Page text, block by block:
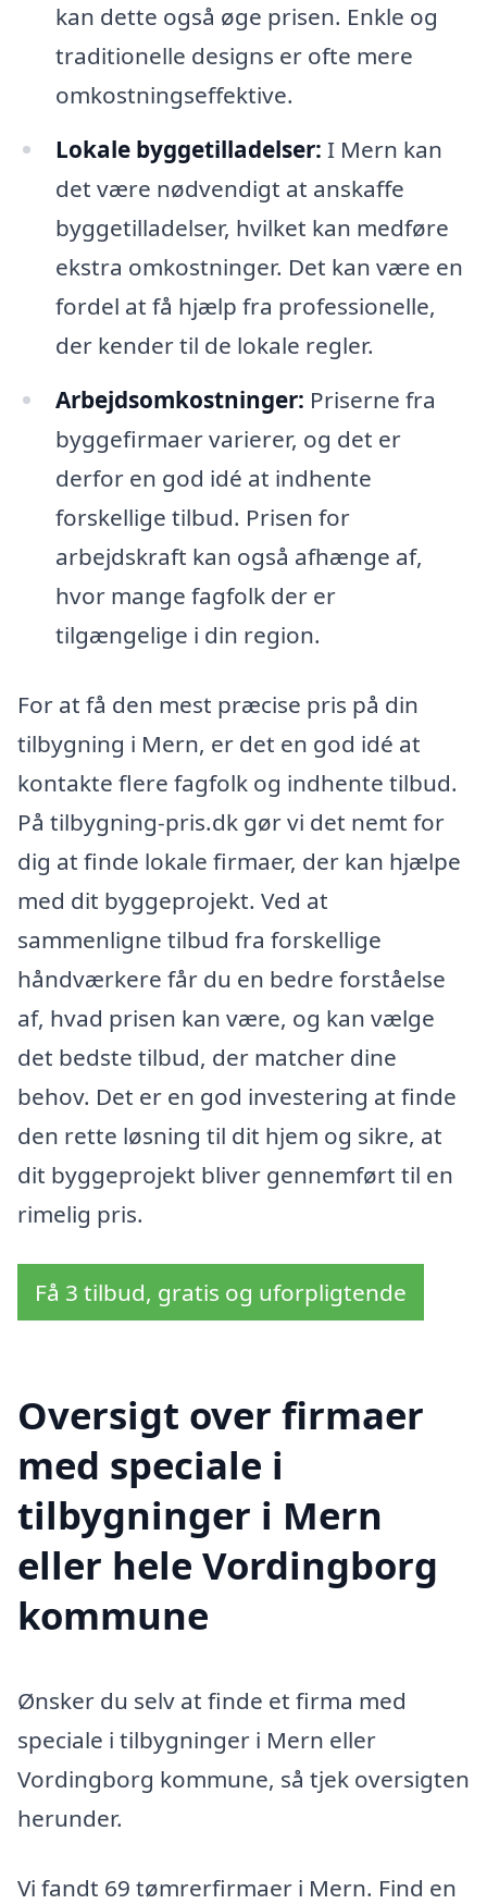
kan dette også øge prisen. Enkle og
traditionelle designs er ofte mere
omkostningseffektive.
Lokale byggetilladelser: I Mern kan
det være nødvendigt at anskaffe
byggetilladelser, hvilket kan medføre
ekstra omkostninger. Det kan være en
fordel at få hjælp fra professionelle,
der kender til de lokale regler.
Arbejdsomkostninger: Priserne fra
byggefirmaer varierer, og det er
derfor en god idé at indhente
forskellige tilbud. Prisen for
arbejdskraft kan også afhænge af,
hvor mange fagfolk der er
tilgængelige i din region.
For at få den mest præcise pris på din
tilbygning i Mern, er det en god idé at
kontakte flere fagfolk og indhente tilbud.
På tilbygning-pris.dk gør vi det nemt for
dig at finde lokale firmaer, der kan hjælpe
med dit byggeprojekt. Ved at
sammenligne tilbud fra forskellige
håndværkere får du en bedre forståelse
af, hvad prisen kan være, og kan vælge
det bedste tilbud, der matcher dine
behov. Det er en god investering at finde
den rette løsning til dit hjem og sikre, at
dit byggeprojekt bliver gennemført til en
rimelig pris.
Få 3 tilbud, gratis og uforpligtende
Oversigt over firmaer
med speciale i
tilbygninger i Mern
eller hele Vordingborg
kommune
Ønsker du selv at finde et firma med
speciale i tilbygninger i Mern eller
Vordingborg kommune, så tjek oversigten
herunder.
Vi fandt 69 tømrerfirmaer i Mern. Find en